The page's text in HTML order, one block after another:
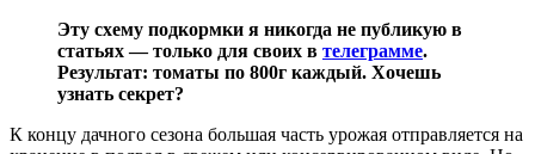
Эту схему подкормки я никогда не публикую в
статьях — только для своих в телеграмме.
Результат: томаты по 800г каждый. Хочешь
узнать секрет?
К концу дачного сезона большая часть урожая отправляется на